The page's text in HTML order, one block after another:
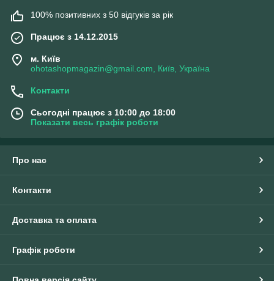
100% позитивних з 50 відгуків за рік
Працює з 14.12.2015
м. Київ
ohotashopmagazin@gmail.com, Київ, Україна
Контакти
Сьогодні працює з 10:00 до 18:00
Показати весь графік роботи
Про нас
Контакти
Доставка та оплата
Графік роботи